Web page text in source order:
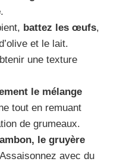
.
battez les œufs,
et le lait.
une texture
le mélange
tout en remuant
de grumeaux.
le gruyère
avec du